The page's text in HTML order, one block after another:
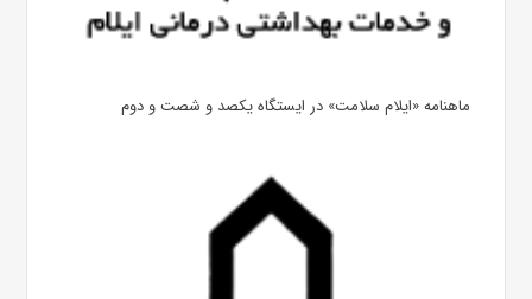
ماهنامه «ایلام سلامت» در ایستگاه یکصد و شصت و دوم